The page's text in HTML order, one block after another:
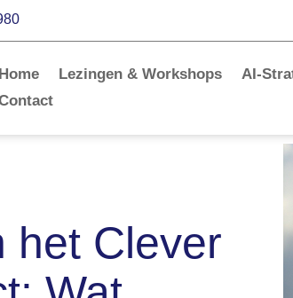
Home Lezingen & Workshops AI-
het Clever